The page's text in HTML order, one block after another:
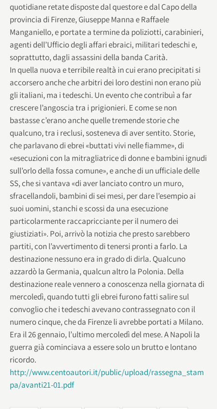
quotidiane retate disposte dal questore e dal Capo della
provincia di Firenze, Giuseppe Manna e Raffaele
Manganiello, e portate a termine da poliziotti, carabinieri,
agenti dell’Ufficio degli affari ebraici, militari tedeschi e,
soprattutto, dagli assassini della banda Carità.
In quella nuova e terribile realtà in cui erano precipitati si
accorsero anche che arbitri dei loro destini non erano più
gli italiani, ma i tedeschi. Un evento che contribuì a far
crescere l’angoscia tra i prigionieri. E come se non
bastasse c’erano anche quelle tremende storie che
qualcuno, tra i reclusi, sosteneva di aver sentito. Storie,
che parlavano di ebrei «buttati vivi nelle fiamme», di
«esecuzioni con la mitragliatrice di donne e bambini ignudi
sull’orlo della fossa comune», e anche di un ufficiale delle
SS, che si vantava «di aver lanciato contro un muro,
sfracellandoli, bambini di sei mesi, per dare l’esempio ai
suoi uomini, stanchi e scossi da una esecuzione
particolarmente raccapricciante per il numero dei
giustiziati». Poi, arrivò la notizia che presto sarebbero
partiti, con l’avvertimento di tenersi pronti a farlo. La
destinazione nessuno era in grado di dirla. Qualcuno
azzardò la Germania, qualcun altro la Polonia. Della
destinazione reale vennero a conoscenza nella giornata di
mercoledì, quando tutti gli ebrei furono fatti salire sul
convoglio che i tedeschi avevano contrassegnato con il
numero cinque, che da Firenze li avrebbe portati a Milano.
Era il 26 gennaio, l’ultimo mercoledì del mese. A Napoli la
guerra già cominciava a essere solo un brutto e lontano
ricordo.
http://www.centoautori.it/public/upload/rassegna_stam
pa/avanti21-01.pdf